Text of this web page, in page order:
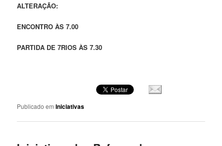
ALTERAÇÃO:
ENCONTRO ÀS 7.00
PARTIDA DE 7RIOS ÀS 7.30
Publicado em Iniciativas